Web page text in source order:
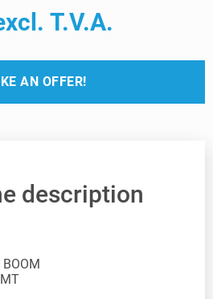
T.V.A.
AN OFFER!
description
BOOM